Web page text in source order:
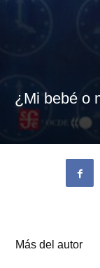
¿Mi bebé o
Más del autor